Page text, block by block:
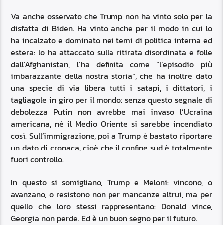
Va anche osservato che Trump non ha vinto solo per la
disfatta di Biden. Ha vinto anche per il modo in cui lo
ha incalzato e dominato nei temi di politica interna ed
estera: lo ha attaccato sulla ritirata disordinata e folle
dall’Afghanistan, l’ha definita come “l’episodio più
imbarazzante della nostra storia”, che ha inoltre dato
una specie di via libera tutti i satapi, i dittatori, i
tagliagole in giro per il mondo: senza questo segnale di
debolezza Putin non avrebbe mai invaso l’Ucraina
americana, né il Medio Oriente si sarebbe incendiato
così. Sull’immigrazione, poi a Trump è bastato riportare
un dato di cronaca, cioè che il confine sud è totalmente
fuori controllo.
In questo si somigliano, Trump e Meloni: vincono, o
avanzano, o resistono non per mancanze altrui, ma per
quello che loro stessi rappresentano: Donald vince,
Georgia non perde. Ed è un buon segno per il futuro.